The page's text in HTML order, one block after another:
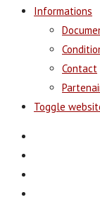
Informations
Contact
Toggle